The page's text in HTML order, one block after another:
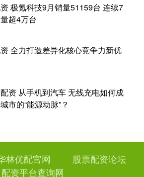
极氪科技9月销量51159台 连续7
超4万台
全力打造差异化核心竞争力新优
资 从手机到汽车 无线充电如何成
市的“能源动脉”？
林优配官网
股票配资论坛
配资平台查询网